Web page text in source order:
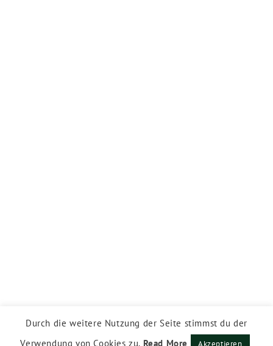
Durch die weitere Nutzung der Seite stimmst du der
Verwendung von Cookies zu. Read More Akzeptieren